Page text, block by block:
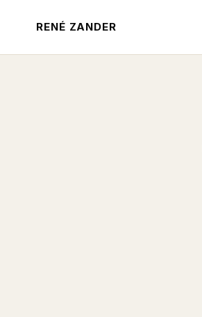
RENÉ ZANDER